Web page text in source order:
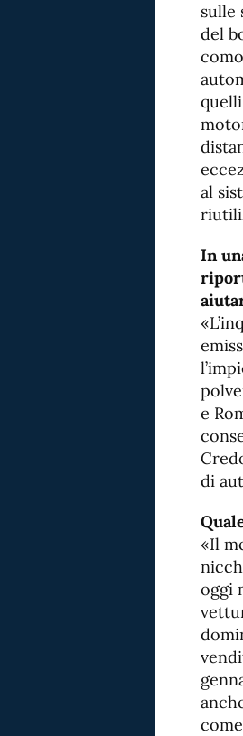
sulle
del
al
In
e
di
«Il
oggi